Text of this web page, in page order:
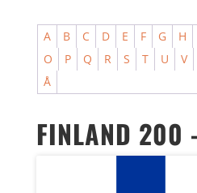
A B C D E F G H
O
P Q R S T U V
Å
FINLAND 200